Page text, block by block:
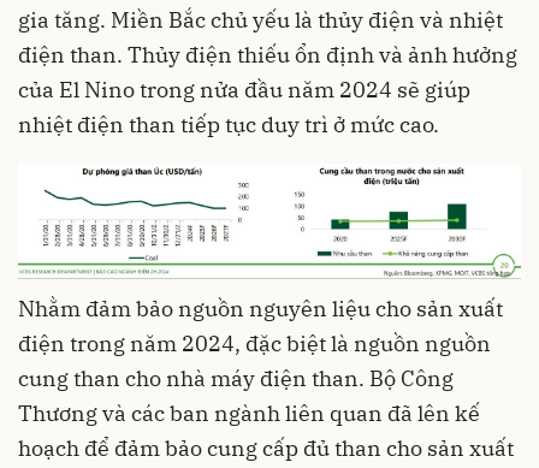
gia tăng. Miền Bắc chủ yếu là thủy điện và nhiệt
điện than. Thủy điện thiếu ổn định và ảnh hưởng
của El Nino trong nửa đầu năm 2024 sẽ giúp
nhiệt điện than tiếp tục duy trì ở mức cao.
Nhằm đảm bảo nguồn nguyên liệu cho sản xuất
điện trong năm 2024, đặc biệt là nguồn nguồn
cung than cho nhà máy điện than. Bộ Công
Thương và các ban ngành liên quan đã lên kế
hoạch để đảm bảo cung cấp đủ than cho sản xuất